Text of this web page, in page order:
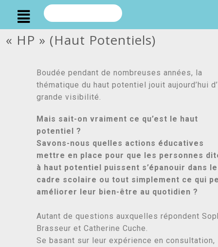
« HP » (Haut Potentiels)
Boudée pendant de nombreuses années, la
thématique du haut potentiel jouit aujourd’hui
grande visibilité.
Mais sait-on vraiment ce qu’est le haut
potentiel ?
Savons-nous quelles actions éducatives
mettre en place pour que les personnes
à haut potentiel puissent s’épanouir dans le
cadre scolaire ou tout simplement ce qui
améliorer leur bien-être au quotidien ?
Autant de questions auxquelles répondent
Brasseur et Catherine Cuche.
Se basant sur leur expérience en consultation,